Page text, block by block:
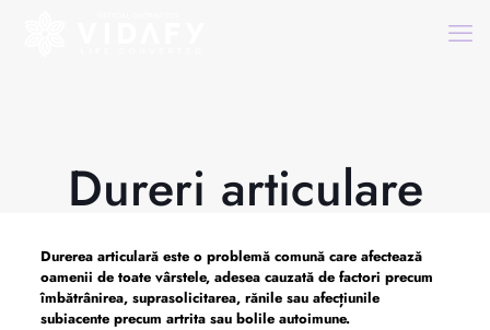
Dureri articulare
Durerea articulară este o problemă comună care afectează
oamenii de toate vârstele, adesea cauzată de factori precum
îmbătrânirea, suprasolicitarea, rănile sau afecțiunile
subiacente precum artrita sau bolile autoimune.